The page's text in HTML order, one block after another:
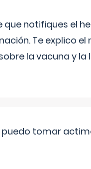
que notifiques el
Te explico
la vacuna y la
puedo tomar